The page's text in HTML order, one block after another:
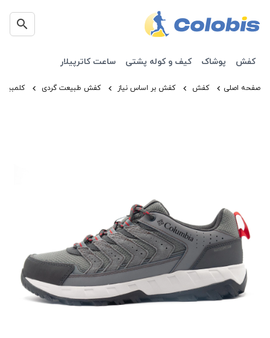
کفش پوشاک کیف و کوله پشتی ساعت کاترپیلار
صفحه اصلی کفش کفش بر اساس نیاز کفش طبیعت گردی کلمبیا